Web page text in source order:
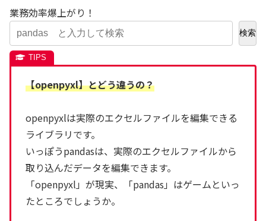
業務効率爆上がり！
検索
【openpyxl】とどう違うの？
openpyxlは実際のエクセルファイルを編集できる
ライブラリです。
いっぽうpandasは、実際のエクセルファイルから
取り込んだデータを編集できます。
「openpyxl」が現実、「pandas」はゲームといっ
たところでしょうか。